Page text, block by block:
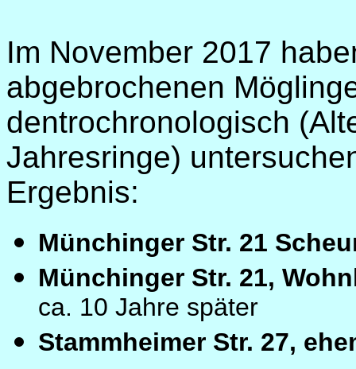
Im November 2017
abgebrochenen
dentrochronologisch
Jahresringe)
Ergebnis:
Münchinger Str.
Münchinger Str. 21,
ca. 10 Jahre später
Stammheimer Str. 27,